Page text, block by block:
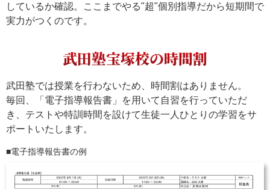
しているか確認。ここまでやる"超"個別指導だから短期間で
実力がつくのです。
武田塾宝塚校の時間割
武田塾では授業を行わないため、時間割はありません。
毎回、「電子指導報告書」を用いて自習を行っていただ
き、テストや特訓時間を設けて生徒一人ひとりの学習をサ
ポートいたします。
電子指導報告書の例